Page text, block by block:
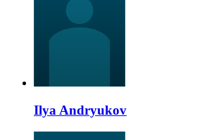
Ilya Andryukov